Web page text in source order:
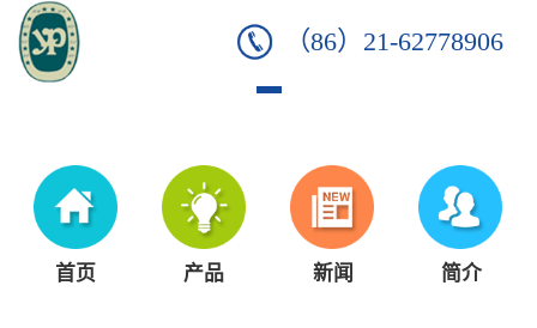
（86）21-62778906
首页 产品 新闻 简介